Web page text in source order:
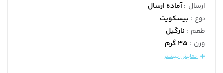
ارسال :آماده ارسال
نوع : بیسکویت
طعم : نارگیل
وزن : 35 گرم
نمایش بیشتر